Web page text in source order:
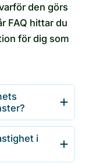
den görs
FAQ hittar du
för dig som
i